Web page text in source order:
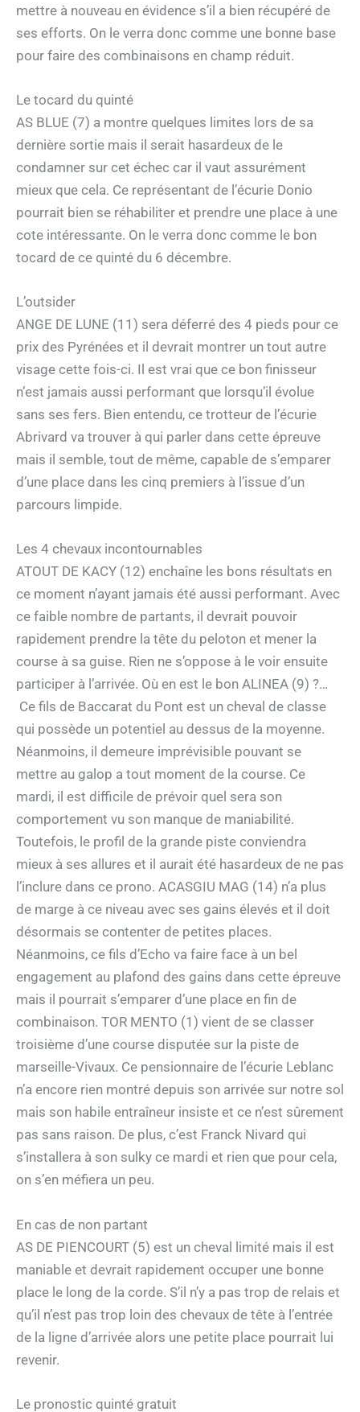
mettre à nouveau en évidence s’il a bien récupéré de
ses efforts. On le verra donc comme une bonne base
pour faire des combinaisons en champ réduit.
Le tocard du quinté
AS BLUE (7) a montre quelques limites lors de sa
dernière sortie mais il serait hasardeux de le
condamner sur cet échec car il vaut assurément
mieux que cela. Ce représentant de l’écurie Donio
pourrait bien se réhabiliter et prendre une place à une
cote intéressante. On le verra donc comme le bon
tocard de ce quinté du 6 décembre.
L’outsider
ANGE DE LUNE (11) sera déferré des 4 pieds pour ce
prix des Pyrénées et il devrait montrer un tout autre
visage cette fois-ci. Il est vrai que ce bon finisseur
n’est jamais aussi performant que lorsqu’il évolue
sans ses fers. Bien entendu, ce trotteur de l’écurie
Abrivard va trouver à qui parler dans cette épreuve
mais il semble, tout de même, capable de s’emparer
d’une place dans les cinq premiers à l’issue d’un
parcours limpide.
Les 4 chevaux incontournables
ATOUT DE KACY (12) enchaîne les bons résultats en
ce moment n’ayant jamais été aussi performant. Avec
ce faible nombre de partants, il devrait pouvoir
rapidement prendre la tête du peloton et mener la
course à sa guise. Rien ne s’oppose à le voir ensuite
participer à l’arrivée. Où en est le bon ALINEA (9) ?…
Ce fils de Baccarat du Pont est un cheval de classe
qui possède un potentiel au dessus de la moyenne.
Néanmoins, il demeure imprévisible pouvant se
mettre au galop a tout moment de la course. Ce
mardi, il est difficile de prévoir quel sera son
comportement vu son manque de maniabilité.
Toutefois, le profil de la grande piste conviendra
mieux à ses allures et il aurait été hasardeux de ne pas
l’inclure dans ce prono. ACASGIU MAG (14) n’a plus
de marge à ce niveau avec ses gains élevés et il doit
désormais se contenter de petites places.
Néanmoins, ce fils d’Echo va faire face à un bel
engagement au plafond des gains dans cette épreuve
mais il pourrait s’emparer d’une place en fin de
combinaison. TOR MENTO (1) vient de se classer
troisième d’une course disputée sur la piste de
marseille-Vivaux. Ce pensionnaire de l’écurie Leblanc
n’a encore rien montré depuis son arrivée sur notre sol
mais son habile entraîneur insiste et ce n’est sûrement
pas sans raison. De plus, c’est Franck Nivard qui
s’installera à son sulky ce mardi et rien que pour cela,
on s’en méfiera un peu.
En cas de non partant
AS DE PIENCOURT (5) est un cheval limité mais il est
maniable et devrait rapidement occuper une bonne
place le long de la corde. S’il n’y a pas trop de relais et
qu’il n’est pas trop loin des chevaux de tête à l’entrée
de la ligne d’arrivée alors une petite place pourrait lui
revenir.
Le pronostic quinté gratuit